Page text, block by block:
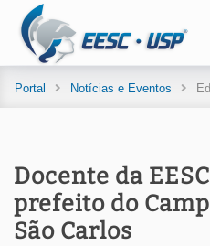
Portal Notícias e Eventos
Docente da
prefeito do
São Carlos